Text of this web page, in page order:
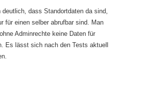
deutlich, dass Standortdaten da sind,
für einen selber abrufbar sind. Man
Adminrechte keine Daten für
Es lässt sich nach den Tests aktuell